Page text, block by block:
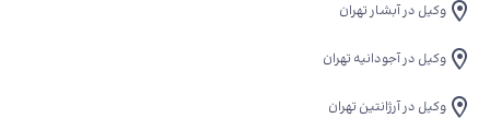
وکیل در آبشار تهران
وکیل در آجودانیه تهران
وکیل در آرژانتین تهران